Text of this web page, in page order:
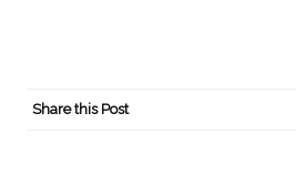
Share this Post